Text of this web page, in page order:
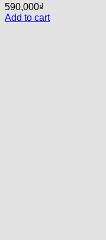
590,000₫
Add to cart